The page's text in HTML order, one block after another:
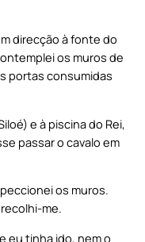
direcção à fonte do
os muros de
portas consumidas
e à piscina do Rei,
passar o cavalo em
os muros.
me.
eu tinha ido, nem o